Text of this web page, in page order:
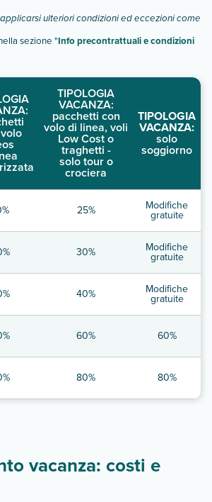
ulteriori condizioni ed eccezioni come
sezione "Info precontrattuali e condizioni
TIPOLOGIA
VACANZA:
pacchetti con
volo di linea, voli
Low Cost o
traghetti -
solo tour o
crociera
TIPOLOGIA
VACANZA:
solo
soggiorno
25% Modifiche
gratuite
30% Modifiche
gratuite
40% Modifiche
gratuite
60% 60%
80% 80%
vacanza: costi e